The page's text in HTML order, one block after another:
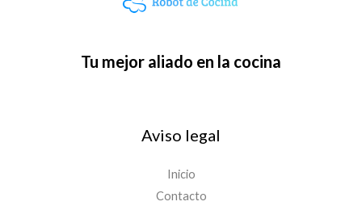
Tu mejor aliado en la cocina
Aviso legal
Inicio
Contacto